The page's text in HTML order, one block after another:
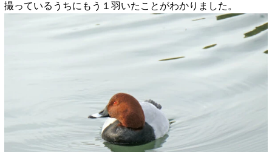
撮っているうちにもう１羽いたことがわかりました。